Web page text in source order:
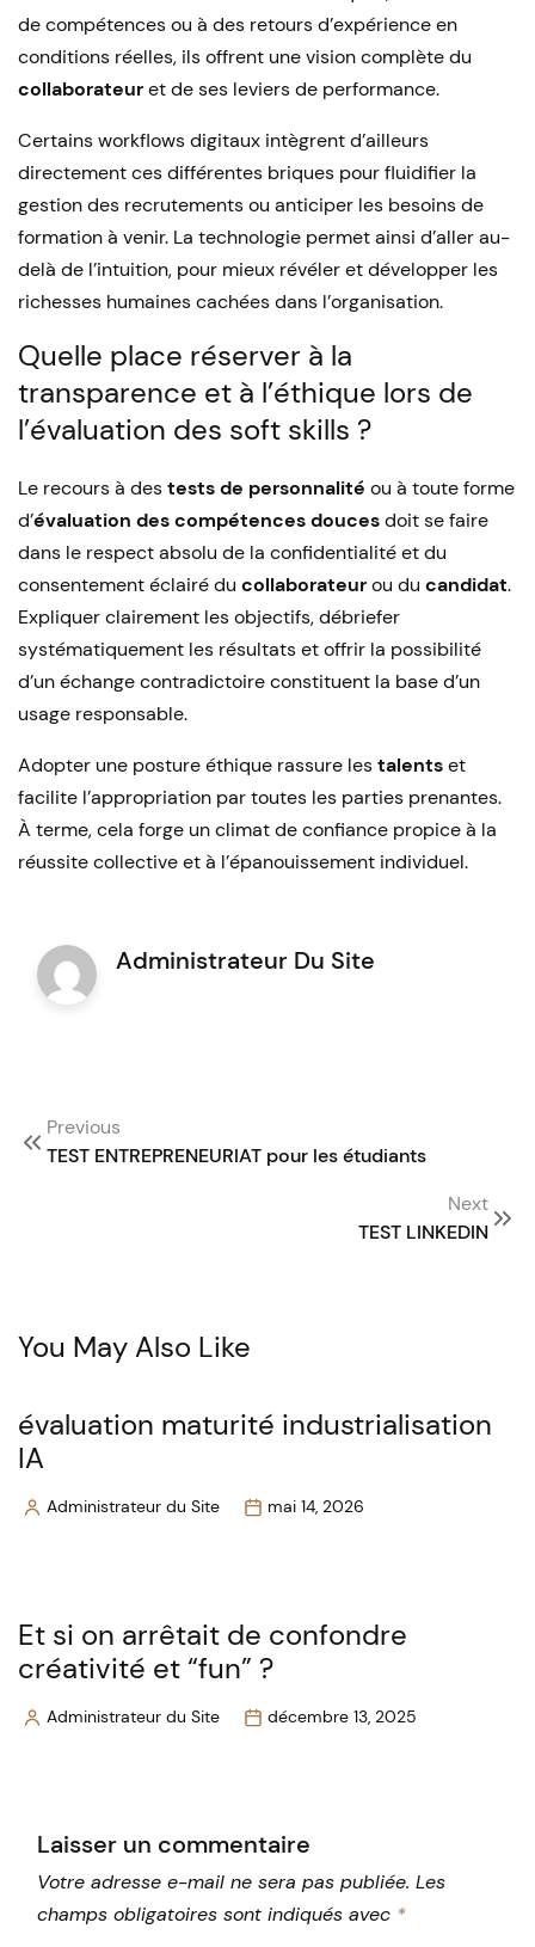
de compétences ou à des retours d’expérience en
conditions réelles, ils offrent une vision complète du
collaborateuret de ses leviers de performance.
Certains workflows digitaux intègrent d’ailleurs
directement ces différentes briques pour fluidifier la
gestion des recrutements ou anticiper les besoins de
formation à venir. La technologie permet ainsi d’aller au-
delà de l’intuition, pour mieux révéler et développer les
richesses humaines cachées dans l’organisation.
Quelle place réserver à la
transparence et à l’éthique lors de
l’évaluation des soft skills ?
Le recours à destests de personnalité ou à toute forme
d’évaluation des compétences doucesdoit se faire
dans le respect absolu de la confidentialité et du
consentement éclairé du collaborateurou du candidat.
Expliquer clairement les objectifs, débriefer
systématiquement les résultats et offrir la possibilité
d’un échange contradictoire constituent la base d’un
usage responsable.
Adopter une posture éthique rassure lestalentset
facilite l’appropriation par toutes les parties prenantes.
À terme, cela forge un climat de confiance propice à la
réussite collective et à l’épanouissement individuel.
Administrateur Du Site
Post
navigation
TEST ENTREPRENEURIAT pour les étudiants
Previous
TEST LINKEDIN
Next
You May Also Like
évaluation maturité industrialisation
IA
PostedAdministrateur du Site mai 14, 2026
Et si on arrêtait de confondre
créativité et “fun” ?
PostedAdministrateur du Site décembre 13, 2025
Laisser un commentaire
Votre adresse e-mail ne sera pas publiée. Les
champs obligatoires sont indiqués avec *